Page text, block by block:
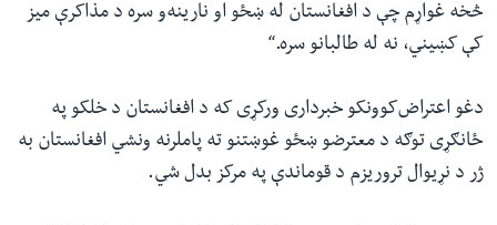
څخه غواړم چې د افغانستان له ښځو او نارینه‌و سره د مذاکرې میز
کې کښیني،‌ نه له طالبانو سره.“
دغو اعتراض‌کوونکو خبرداری ورکړی که د افغانستان د خلکو په
ځانګړی توګه د معترضو ښځو غوښتنو ته پاملرنه ونشي‌ افغانستان به
ژر د نړیوال تروریزم د قوماندې په مرکز بدل شي.